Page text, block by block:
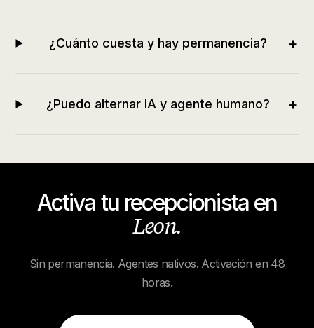
¿Cuánto cuesta y hay permanencia? +
¿Puedo alternar IA y agente humano? +
Activa tu recepcionista en
Leon.
Sin permanencia. Agentes nativos. Activación en 48
horas.